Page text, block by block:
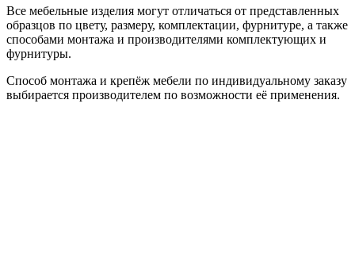
Все мебельные изделия могут отличаться от представленных
образцов по цвету, размеру, комплектации, фурнитуре, а также
способами монтажа и производителями комплектующих и
фурнитуры.
Способ монтажа и крепёж мебели по индивидуальному заказу
выбирается производителем по возможности её применения.